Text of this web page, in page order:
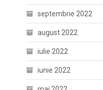
septembrie 2022
august 2022
iulie 2022
iunie 2022